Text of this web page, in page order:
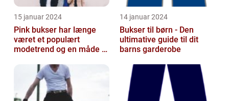
15 januar 2024
Pink bukser har længe
været et populært
modetrend og en måde at
personlighed til en...
14 januar 2024
Bukser til børn - Den
ultimative guide til dit
barns garderobe